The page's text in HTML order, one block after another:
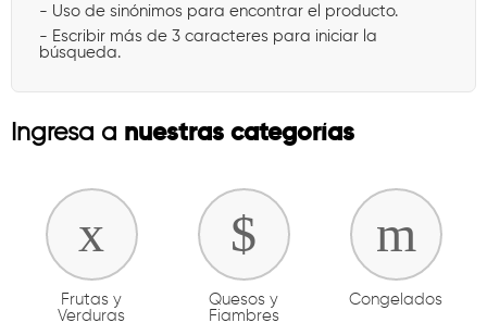
- Uso de sinónimos para encontrar el producto.
- Escribir más de 3 caracteres para iniciar la
búsqueda.
Ingresa a nuestras categorías
Frutas y
Verduras
Quesos y
Fiambres
Congelados